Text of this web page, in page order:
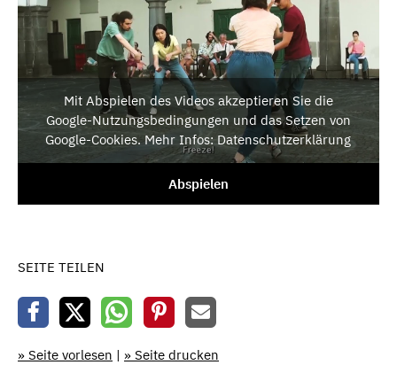
Mit Abspielen des Videos akzeptieren Sie die
Google-Nutzungsbedingungen und das Setzen von
Google-Cookies. Mehr Infos: Datenschutzerklärung
Abspielen
SEITE TEILEN
» Seite vorlesen | » Seite drucken